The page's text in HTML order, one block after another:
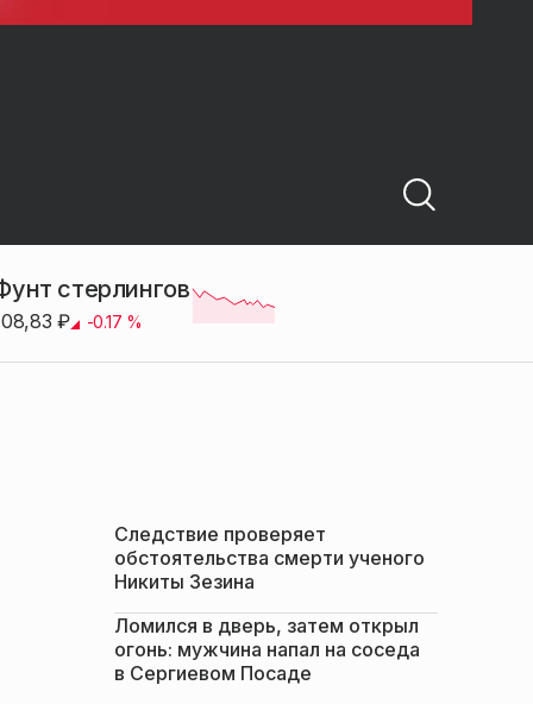
стерлингов
₽ -0.17 %
Следствие проверяет
обстоятельства смерти ученого
Никиты Зезина
Ломился в дверь, затем открыл
огонь: мужчина напал на соседа
в Сергиевом Посаде